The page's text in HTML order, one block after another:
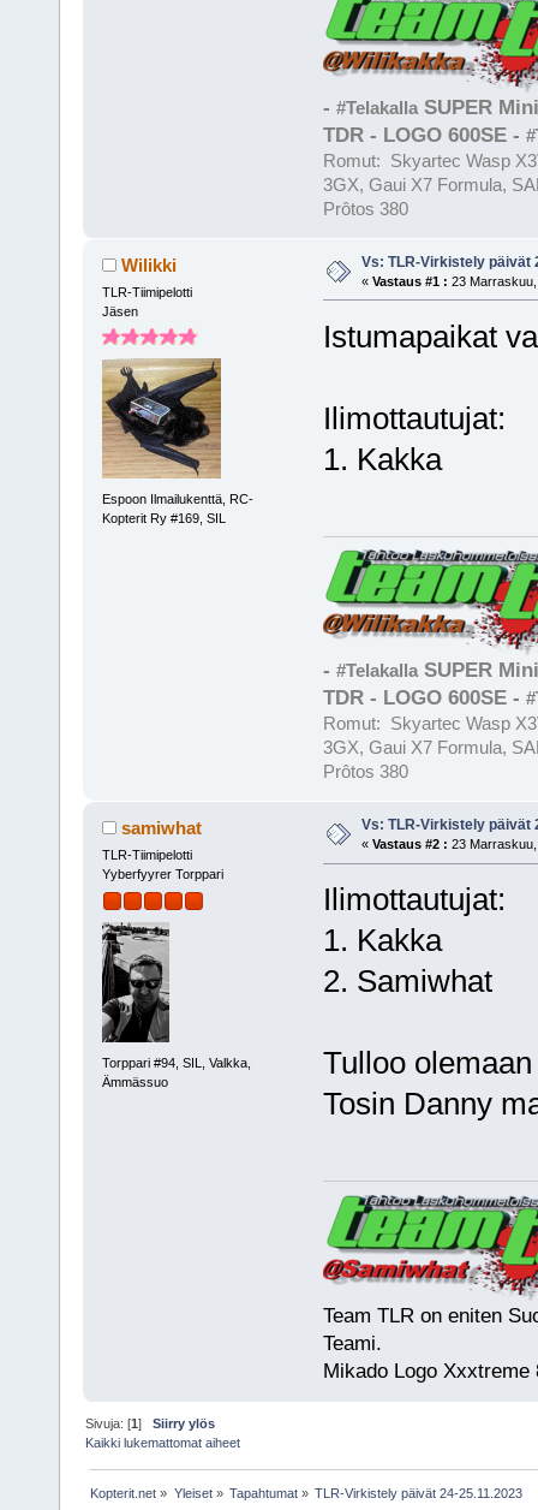
- #TelakallaSUPER
TDR - LOGO 600SE -
Romut: Skyartec Wasp
3GX, Gaui X7 Formula,
Prôtos 380
Wilikki
TLR-Tiimipelotti
Jäsen
Espoon Ilmailukenttä, RC-
Kopterit Ry #169, SIL
Vs: TLR-Virkistely päivät
« Vastaus #1 : 23
Istumapaikat
Ilimottautujat:
1. Kakka
- #TelakallaSUPER
TDR - LOGO 600SE -
Romut: Skyartec Wasp
3GX, Gaui X7 Formula,
Prôtos 380
samiwhat
TLR-Tiimipelotti
Yyberfyyrer Torppari
Torppari #94, SIL, Valkka,
Ämmässuo
Vs: TLR-Virkistely päivät
« Vastaus #2 : 23
Ilimottautujat:
1. Kakka
2. Samiwhat
Tulloo
Tosin Danny
Team TLR on eniten
Teami.
Mikado Logo Xxxtreme
Sivuja: [1]Siirry ylös
Kaikki lukemattomat aiheet
Kopterit.net » Yleiset» Tapahtumat» TLR-Virkistely päivät 24-25.11.2023